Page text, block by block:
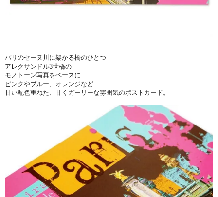
パリのセーヌ川に架かる橋のひとつ
アレクサンドル3世橋の
モノトーン写真をベースに
ピンクやブルー、オレンジなど
甘い配色重ねた、甘くガーリーな雰囲気のポストカード。